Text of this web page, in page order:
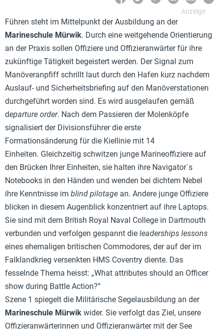
Führen steht im Mittelpunkt der Ausbildung an der
Marineschule Mürwik. Durch eine weitgehende Orientierung
an der Praxis sollen Offiziere und Offizieranwärter für ihre
zukünftige Tätigkeit begeistert werden. Der Signal zum
Manöveranpfiff schrillt laut durch den Hafen kurz nachdem
Auslauf- und Sicherheitsbriefing auf den Manöverstationen
durchgeführt worden sind. Es wird ausgelaufen gemäß
departure order. Nach dem Passieren der Molenköpfe
signalisiert der Divisionsführer die erste
Formationsänderung für die Kiellinie mit 14
Einheiten. Gleichzeitig schwitzen junge Marineoffiziere auf
den Brücken Ihrer Einheiten, sie halten ihre Navigator´s
Notebooks in den Händen und wenden bei dichtem Nebel
ihre Kenntnisse im blind pilotage an. Andere junge Offiziere
blicken in diesem Augenblick konzentriert auf ihre Laptops.
Sie sind mit dem British Royal Naval College in Dartmouth
verbunden und verfolgen gespannt die leaderships lessons
eines ehemaligen britischen Commodores, der auf der im
Falklandkrieg versenkten HMS Coventry diente. Das
fesselnde Thema heisst: „What attributes should an Officer
show during Battle Action?“
Szene 1 spiegelt die Militärische Segelausbildung an der
Marineschule Mürwik wider. Sie verfolgt das Ziel, unsere
Offizieranwärterinnen und Offizieranwärter mit der See